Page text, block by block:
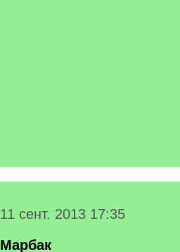
11 сент. 2013 17:35
Марбак